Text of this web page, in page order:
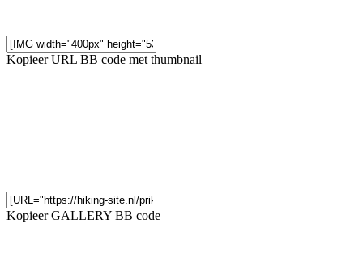
Kopieer URL BB code met thumbnail
Kopieer GALLERY BB code